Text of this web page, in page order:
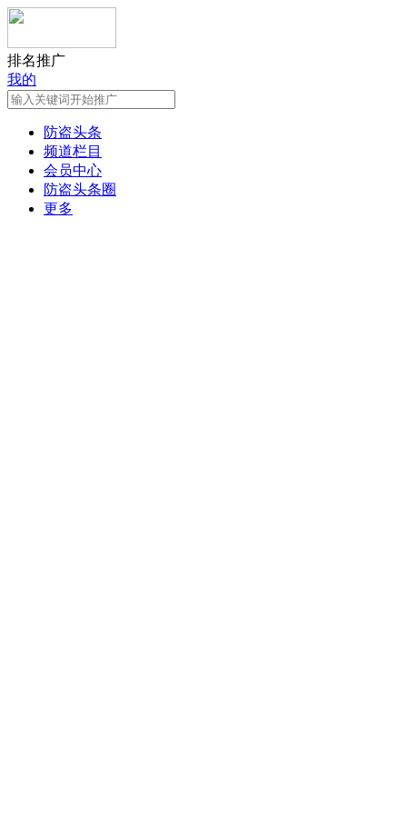
排名推广
我的
防盗头条
频道栏目
会员中心
防盗头条圈
更多